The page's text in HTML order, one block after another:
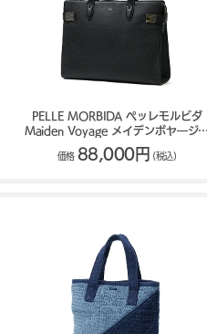
PELLE MORBIDA ペッレモルビダ
Maiden Voyage メイデンボヤ―ジュ
トートバッグ MB087
価格 88,000円 (税込)